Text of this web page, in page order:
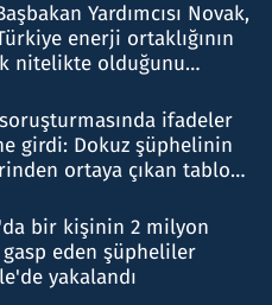
Yardımcısı Novak,
enerji ortaklığının
nitelikte olduğunu
ifadeler
girdi: Dokuz şüphelinin
ortaya çıkan tablo
bir kişinin 2 milyon
gasp eden şüpheliler
yakalandı